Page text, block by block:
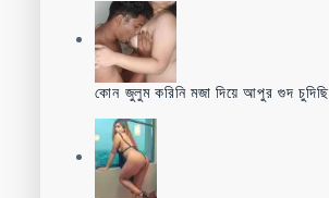
কোন জুলুম করিনি মজা দিয়ে আপুর গুদ চুদিছি